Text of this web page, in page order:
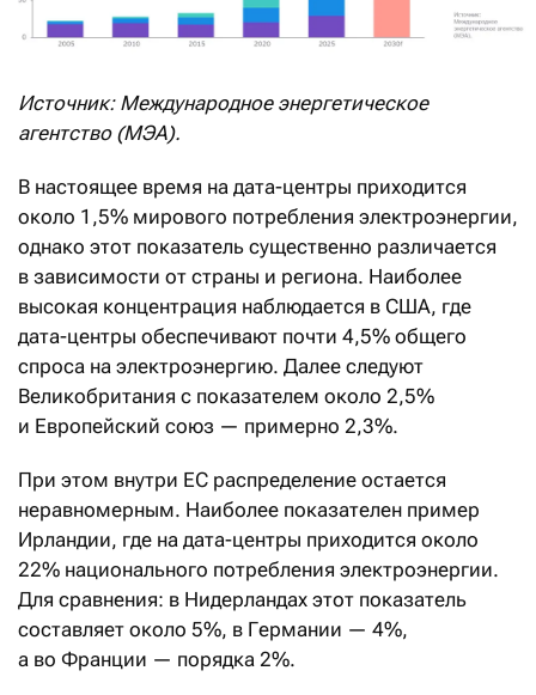
Источник: Международное энергетическое
агентство (МЭА).
В настоящее время на дата-центры приходится
около 1,5% мирового потребления электроэнергии,
однако этот показатель существенно различается
в зависимости от страны и региона. Наиболее
высокая концентрация наблюдается в США, где
дата-центры обеспечивают почти 4,5% общего
спроса на электроэнергию. Далее следуют
Великобритания с показателем около 2,5%
и Европейский союз — примерно 2,3%.
При этом внутри ЕС распределение остается
неравномерным. Наиболее показателен пример
Ирландии, где на дата-центры приходится около
22% национального потребления электроэнергии.
Для сравнения: в Нидерландах этот показатель
составляет около 5%, в Германии — 4%,
а во Франции — порядка 2%.